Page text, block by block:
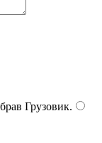
Грузовик.